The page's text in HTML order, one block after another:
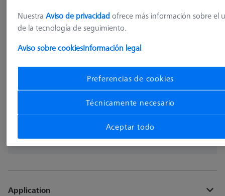
Disponible
pzas
Añadir a la cesta
¿Obtener rápidamente un presupuesto oficial de
Application
Nuestra Aviso de privacidadofrece más información sobre el
de la tecnología de seguimiento.
Aviso sobre cookiesInformación legal
Preferencias de cookies
Técnicamente necesario
Aceptar todo